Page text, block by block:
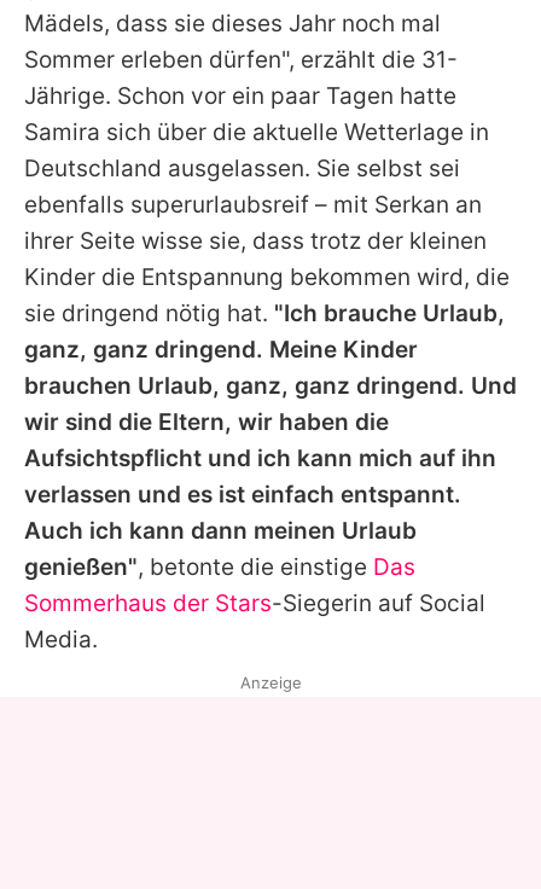
Mädels, dass sie dieses Jahr noch mal
Sommer erleben dürfen", erzählt die 31-
Jährige. Schon vor ein paar Tagen hatte
Samira sich über die aktuelle Wetterlage in
Deutschland ausgelassen. Sie selbst sei
ebenfalls superurlaubsreif – mit Serkan an
ihrer Seite wisse sie, dass trotz der kleinen
Kinder die Entspannung bekommen wird, die
sie dringend nötig hat. "Ich brauche Urlaub,
ganz, ganz dringend. Meine Kinder
brauchen Urlaub, ganz, ganz dringend. Und
wir sind die Eltern, wir haben die
Aufsichtspflicht und ich kann mich auf ihn
verlassen und es ist einfach entspannt.
Auch ich kann dann meinen Urlaub
genießen", betonte die einstige Das
Sommerhaus der Stars-Siegerin auf Social
Media.
Anzeige